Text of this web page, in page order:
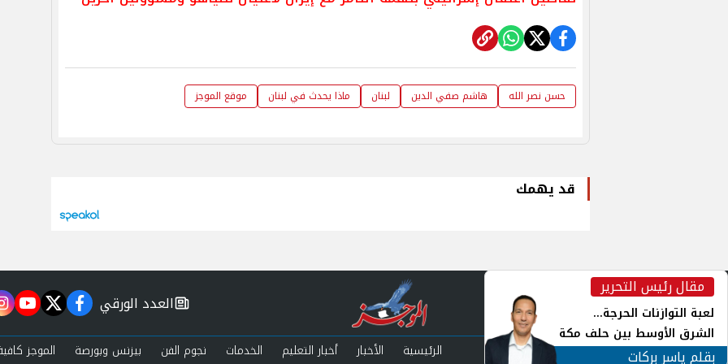
حسن نصر الله هاشم صفي الدين لبنان ماذا يحدث في لبنان موقع الموجز
قد يهمك
مقال رئيس التحرير
لعبة التوازنات الحرجة...
الشرق الأوسط بين حلف مكة
ورياح طهران
بقلم ياسر بركات
newspaper
العدد الورقي facebook
twitter
الرئيسية الأخبار أخبار التعليم الخدمات نجوم الفن بيزنس وبورصة الموجز